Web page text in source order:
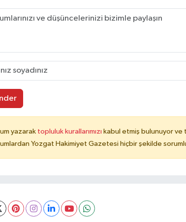
yazarak topluluk kurallarımızı kabul etmiş bulunuyor ve
Yozgat Hakimiyet Gazetesi hiçbir şekilde